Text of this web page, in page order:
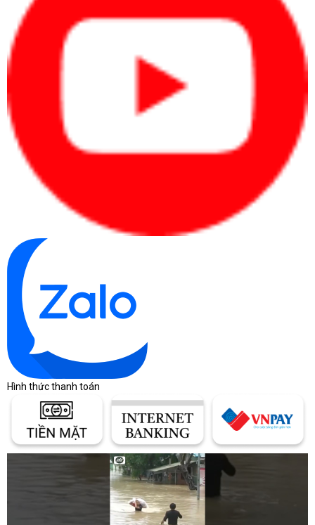
Hình thức thanh toán